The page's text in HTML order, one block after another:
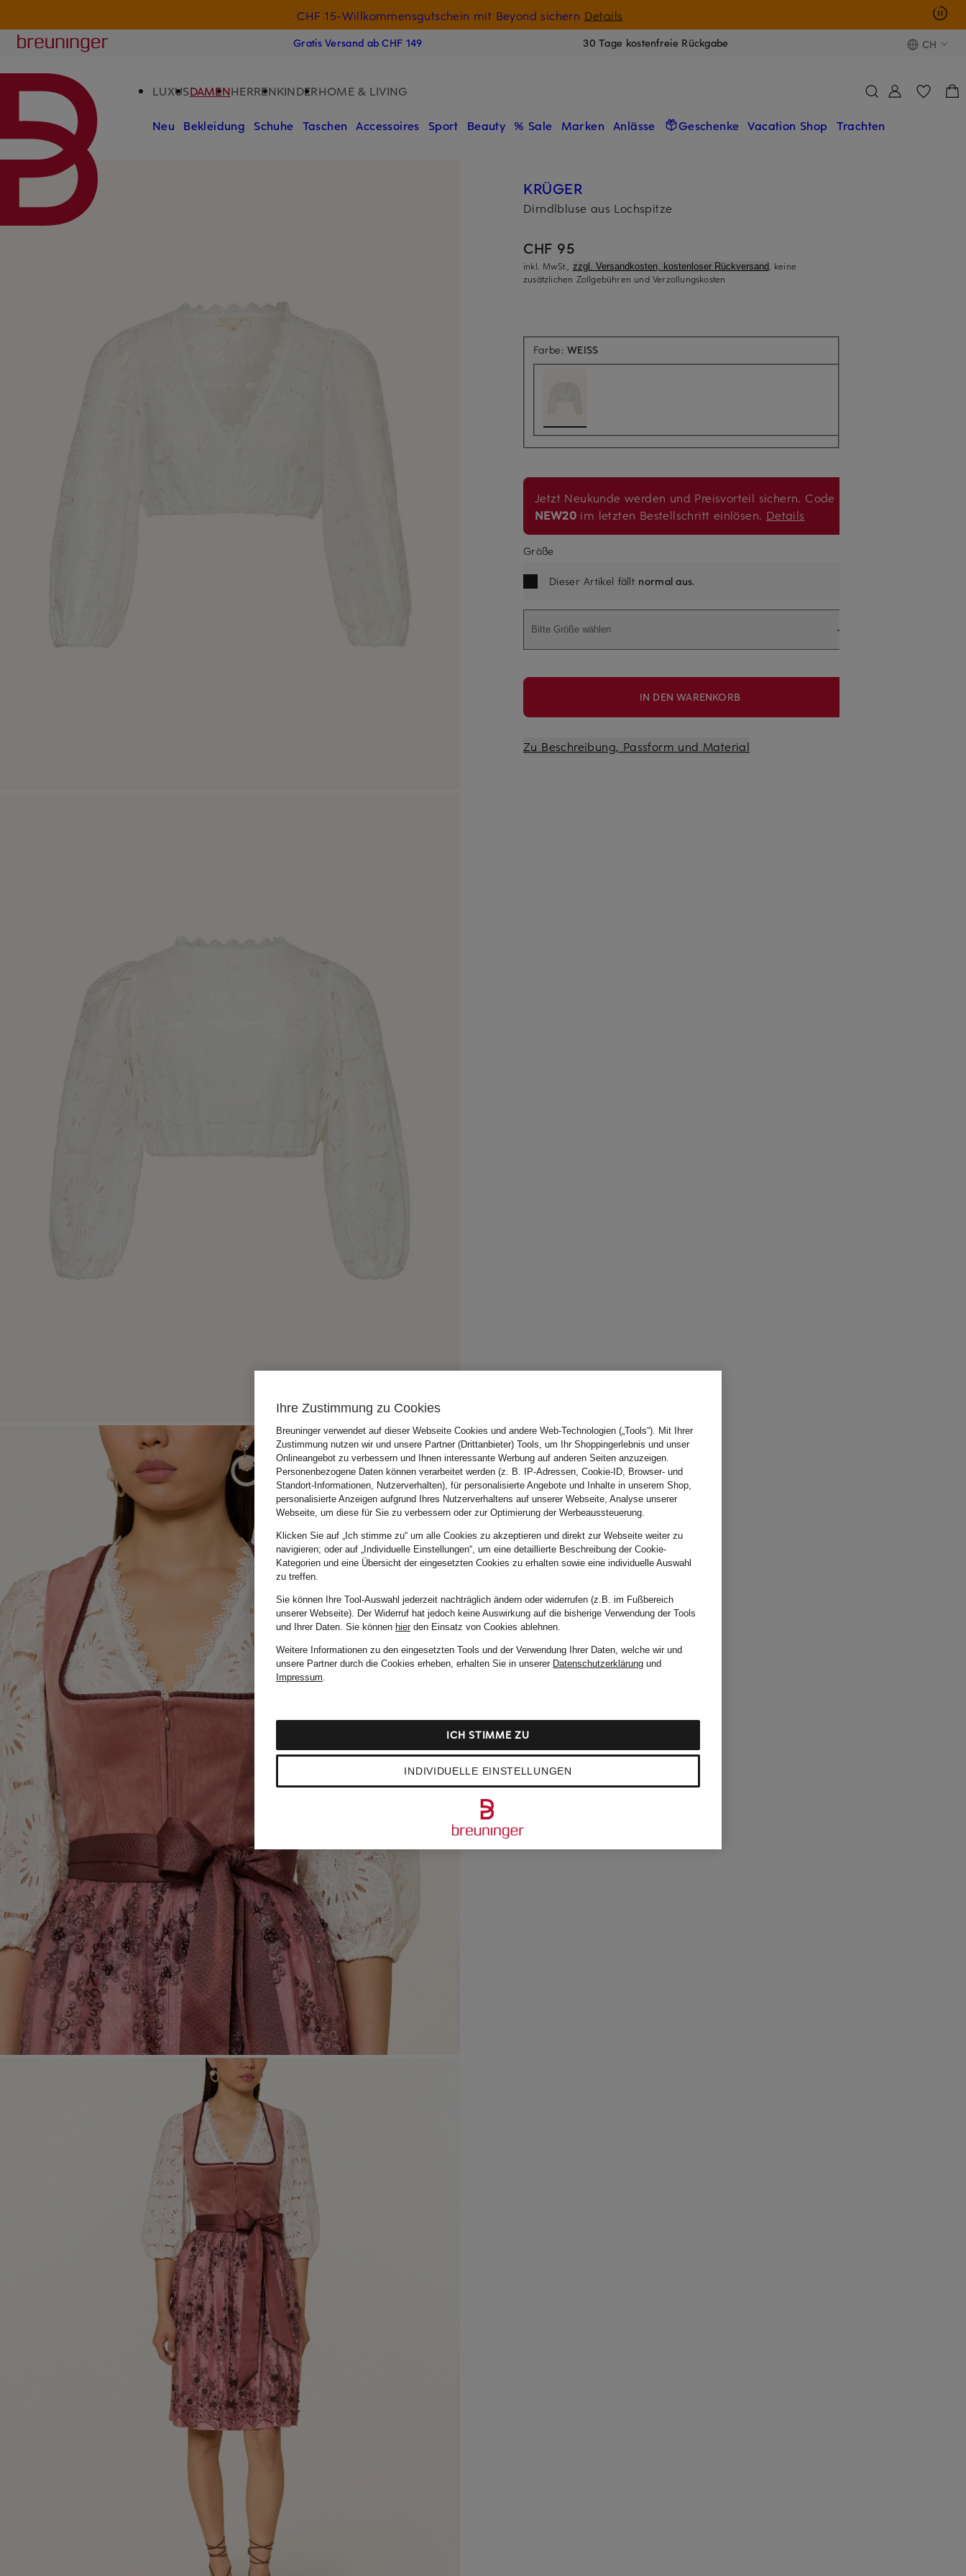
CHF 15-Willkommensgutschein mit Beyond sichern Details
Breuninger
Gratis Versand ab CHF 149 30 Tage kostenfreie Rückgabe CH
LUXUSDAMENHERRENKINDERHOME & LIVING
Neu Bekleidung Schuhe Taschen Accessoires Sport Beauty % Sale Marken Anlässe Geschenke Vacation Shop Trachten
KRÜGER
Dirndlbluse aus Lochspitze
CHF 95
inkl. MwSt., zzgl. Versandkosten, kostenloser Rückversand, keine
zusätzlichen Zollgebühren und Verzollungskosten
Farbe:WEISS
Jetzt Neukunde werden und Preisvorteil sichern. Code
NEW20 im letzten Bestellschritt einlösen. Details
Größe
Dieser Artikel fällt normal aus.
Bitte Größe wählen
IN DEN WARENKORB
Zu Beschreibung, Passform und Material
Ihre Zustimmung zu Cookies
Breuninger verwendet auf dieser Webseite Cookies und andere Web-Technologien („Tools“). Mit Ihrer
Zustimmung nutzen wir und unsere Partner (Drittanbieter) Tools, um Ihr Shoppingerlebnis und unser
Onlineangebot zu verbessern und Ihnen interessante Werbung auf anderen Seiten anzuzeigen.
Personenbezogene Daten können verarbeitet werden (z. B. IP-Adressen, Cookie-ID, Browser- und
Standort-Informationen, Nutzerverhalten), für personalisierte Angebote und Inhalte in unserem Shop,
personalisierte Anzeigen aufgrund Ihres Nutzerverhaltens auf unserer Webseite, Analyse unserer
Webseite, um diese für Sie zu verbessern oder zur Optimierung der Werbeaussteuerung.
Klicken Sie auf „Ich stimme zu“ um alle Cookies zu akzeptieren und direkt zur Webseite weiter zu
navigieren; oder auf „Individuelle Einstellungen“, um eine detaillierte Beschreibung der Cookie-
Kategorien und eine Übersicht der eingesetzten Cookies zu erhalten sowie eine individuelle Auswahl
zu treffen.
Sie können Ihre Tool-Auswahl jederzeit nachträglich ändern oder widerrufen (z.B. im Fußbereich
unserer Webseite). Der Widerruf hat jedoch keine Auswirkung auf die bisherige Verwendung der Tools
und Ihrer Daten. Sie können hierden Einsatz von Cookies ablehnen.
Weitere Informationen zu den eingesetzten Tools und der Verwendung Ihrer Daten, welche wir und
unsere Partner durch die Cookies erheben, erhalten Sie in unserer Datenschutzerklärung und
Impressum.
INDIVIDUELLE EINSTELLUNGEN
ICH STIMME ZU